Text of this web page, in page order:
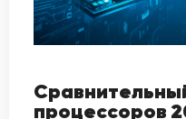
процессоров